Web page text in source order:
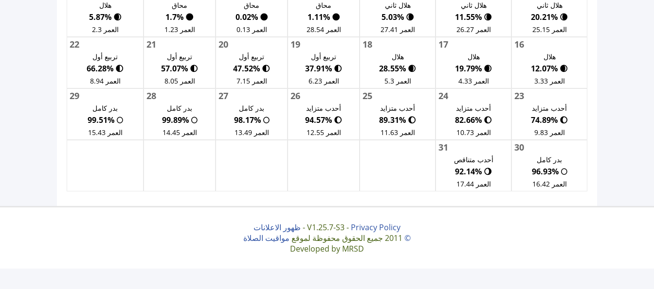
هلال ثاني
🌘 20.21%
العمر 25.15
هلال ثاني
🌘 11.55%
العمر 26.27
هلال ثاني
🌘 5.03%
العمر 27.41
محاق
🌑 1.11%
العمر 28.54
محاق
🌑 0.02%
العمر 0.13
محاق
🌑 1.7%
العمر 1.23
هلال
🌒 5.87%
العمر 2.3
16
هلال
🌒 12.07%
العمر 3.33
17
هلال
🌒 19.79%
العمر 4.33
18
هلال
🌒 28.55%
العمر 5.3
19
تربيع أول
🌓 37.91%
العمر 6.23
20
تربيع أول
🌓 47.52%
العمر 7.15
21
تربيع أول
🌓 57.07%
العمر 8.05
22
تربيع أول
🌓 66.28%
العمر 8.94
23
أحدب متزايد
🌔 74.89%
العمر 9.83
24
أحدب متزايد
🌔 82.66%
العمر 10.73
25
أحدب متزايد
🌔 89.31%
العمر 11.63
26
أحدب متزايد
🌔 94.57%
العمر 12.55
27
بدر كامل
🌕 98.17%
العمر 13.49
28
بدر كامل
🌕 99.89%
العمر 14.45
29
بدر كامل
🌕 99.51%
العمر 15.43
30
بدر كامل
🌕 96.93%
العمر 16.42
31
أحدب متناقص
🌖 92.14%
العمر 17.44
V1.25.7-S3 - Privacy Policy
- ظهور الاعلانات
©
مواقيت الصلاة
Developed by MRSD